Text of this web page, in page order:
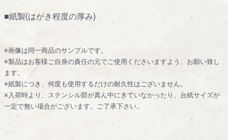
■紙製(はがき程度の厚み)
※画像は同一商品のサンプルです。
※製品はお客様ご自身の責任の元でご使用くださいますよう、お願い致し
ます。
※紙製につき、何度も使用するだけの耐久性はございません。
※入荷時より、ステンシル部が真ん中にきていなかったり、台紙サイズが
一定で無い場合がございます。ご了承下さい。